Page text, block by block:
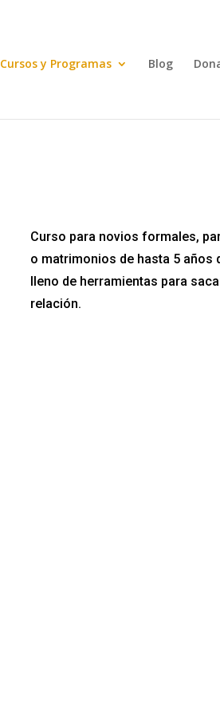
Cursos y Programas Blog
Curso para novios formales,
o matrimonios de hasta 5 años
lleno de herramientas para
relación.